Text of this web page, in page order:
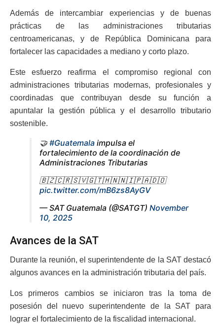
Además de intercambiar experiencias y de buenas
prácticas de las administraciones tributarias
centroamericanas, y de República Dominicana para
fortalecer las capacidades a mediano y corto plazo.
Este esfuerzo reafirma el compromiso regional con
administraciones tributarias modernas, profesionales y
coordinadas que contribuyan desde su función a
apuntalar la gestión pública y el desarrollo tributario
sostenible.
🤝#Guatemala impulsa el
fortalecimiento de la coordinación de
Administraciones Tributarias
🇧🇿🇨🇷🇸🇻🇬🇹🇭🇳🇳🇮🇵🇦🇩🇴
pic.twitter.com/mB6zs8AyGV
— SAT Guatemala (@SATGT) November
10, 2025
Avances de la SAT
Durante la reunión, el superintendente de la SAT destacó
algunos avances en la administración tributaria del país.
Los primeros cambios se iniciaron tras la toma de
posesión del nuevo superintendente de la SAT para
lograr el fortalecimiento de la fiscalidad internacional.